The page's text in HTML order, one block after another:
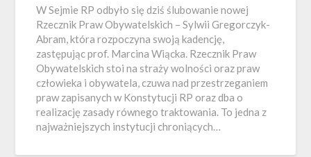
W Sejmie RP odbyło się dziś ślubowanie nowej
Rzecznik Praw Obywatelskich – Sylwii Gregorczyk-
Abram, która rozpoczyna swoją kadencję,
zastępując prof. Marcina Wiącka. Rzecznik Praw
Obywatelskich stoi na straży wolności oraz praw
człowieka i obywatela, czuwa nad przestrzeganiem
praw zapisanych w Konstytucji RP oraz dba o
realizację zasady równego traktowania. To jedna z
najważniejszych instytucji chroniących…